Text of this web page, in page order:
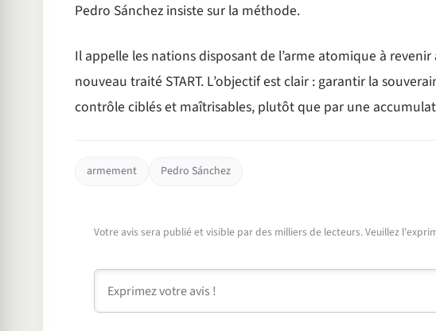
Pedro Sánchez insiste sur la méthode.
Il appelle les nations disposant de l’arme atomique à
nouveau traité START. L’objectif est clair : garantir la
contrôle ciblés et maîtrisables, plutôt que par une
armement Pedro Sánchez
Votre avis sera publié et visible par des milliers de lecteurs. Veuillez